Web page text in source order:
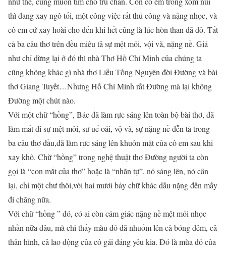
thì đang xay ngô tối, một công việc rất thủ công và nặng nhọc, và
cô em cứ xay hoài cho đến khi hết cũng là lúc hòn than đã đỏ. Tất
cả ba câu thơ trên đều miêu tả sự mệt mỏi, vội vã, nặng nề. Giá
như chỉ dừng lại ở đó thì nhà Thơ Hồ Chí Minh của chúng ta
cũng không khác gì nhà thơ Liễu Tống Nguyên đời Đường và bài
thơ Giang Tuyết…Nhưng Hồ Chí Minh rất Đường mà lại không
Đường một chút nào.
Với một chữ “hồng”, Bác đã làm rực sáng lên toàn bộ bài thơ, đã
làm mất đi sự mệt mỏi, sự uể oải, vộ vã, sự nặng nề dễn tả trong
ba câu thơ đầu,đã làm rực sáng lên khuôn mặt của cô em sau khi
xay khô. Chữ “hồng” trong nghệ thuật thơ Đường người ta còn
gọi là “con mắt của thơ” hoặc là “nhãn tự”, nó sáng lên, nó cân
lại, chỉ một chư thôi,với hai mươi bảy chữ khác dầu nặng đến mấy
đi chăng nữa.
Với chữ “hồng ” đó, có ai còn cảm giác nặng nề mệt mỏi nhọc
nhằn nữa đâu, mà chỉ thấy màu đỏ đã nhuốm lên cả bóng đêm, cả
thân hình, cả lao động của cô gái đáng yêu kia. Đó là mùa đỏ của